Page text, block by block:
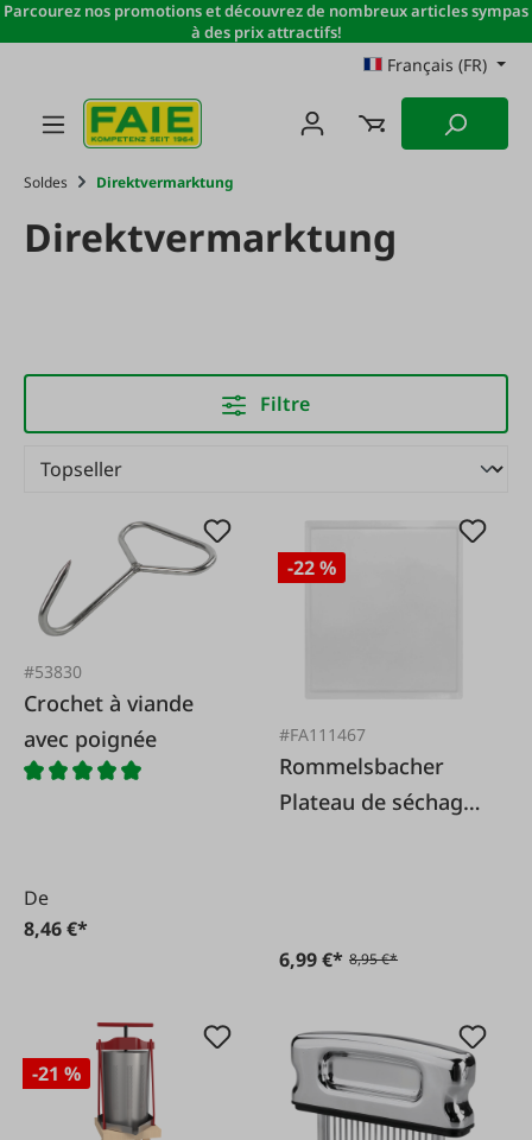
Passer au contenu principal
Parcourez nos promotions et découvrez de nombreux articles sympas
à des prix attractifs!
Français (FR)
Soldes Direktvermarktung
Direktvermarktung
Filtre
#53830
Crochet à viande
avec poignée
De
8,46 €*
-22 %
#FA111467
Rommelsbacher
Plateau de séchage
6,99 €* 8,95 €*
-21 %